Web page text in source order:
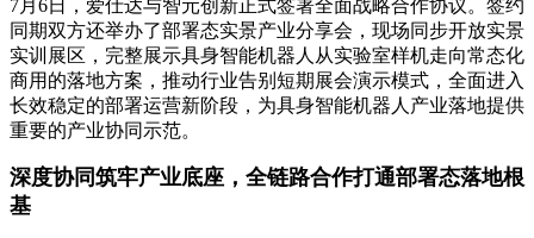
7月6日，爱仕达与智元创新正式签署全面战略合作协议。签约
同期双方还举办了部署态实景产业分享会，现场同步开放实景
实训展区，完整展示具身智能机器人从实验室样机走向常态化
商用的落地方案，推动行业告别短期展会演示模式，全面进入
长效稳定的部署运营新阶段，为具身智能机器人产业落地提供
重要的产业协同示范。
深度协同筑牢产业底座，全链路合作打通部署态落地根
基